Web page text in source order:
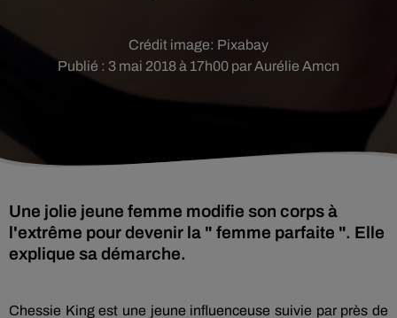
Publié : 3 mai 2018 à 17h00 par Aurélie Amcn
Crédit image: Pixabay
Une jolie jeune femme modifie son corps à
l'extrême pour devenir la " femme parfaite ". Elle
explique sa démarche.
Chessie King est une jeune influenceuse suivie par près de